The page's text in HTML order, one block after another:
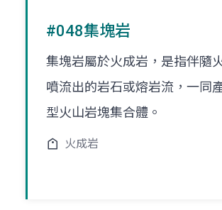
#048集塊岩
集塊岩屬於火成岩，是指伴隨
噴流出的岩石或熔岩流，一同
型火山岩塊集合體。
火成岩